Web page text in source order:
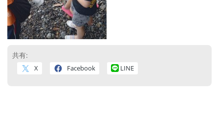
共有:
X Facebook LINE